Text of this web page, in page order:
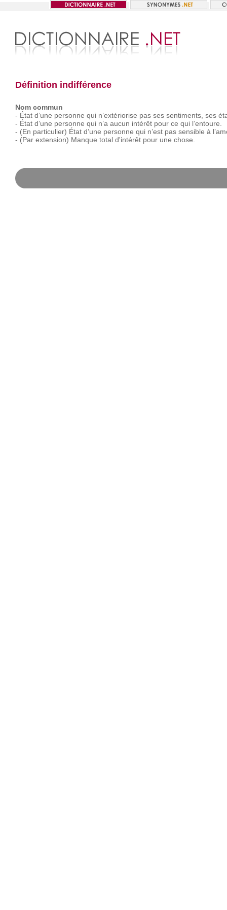
Définition indifférence
Nom commun
- État d’une personne qui n’extériorise pas ses sentiments, ses
- État d’une personne qui n’a aucun intérêt pour ce qui l’entoure.
- (En particulier) État d’une personne qui n’est pas sensible à
- (Par extension) Manque total d'intérêt pour une chose.